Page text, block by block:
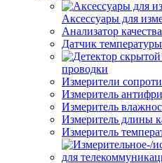
Аксессуары для
Анализатор
Датчик
проводки
Измерители
Измеритель
Измеритель
Измеритель длины
Измеритель